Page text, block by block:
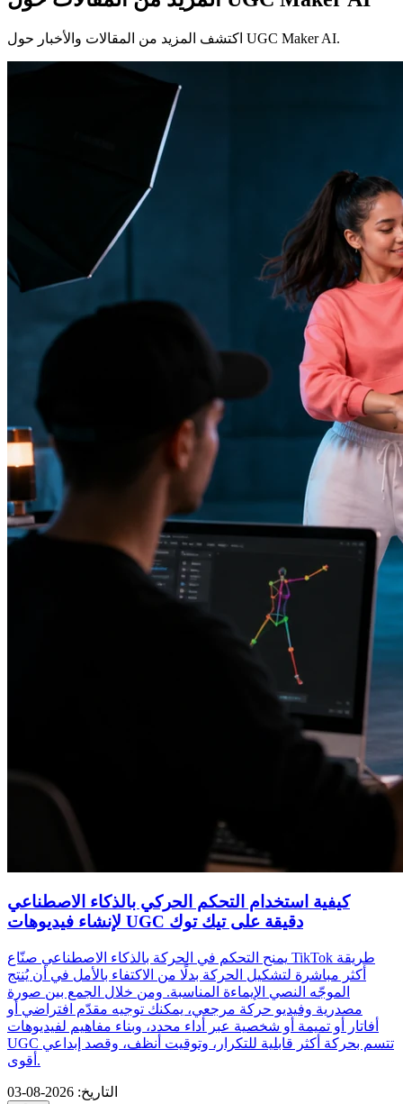
اكتشف المزيد من المقالات والأخبار حول UGC Maker AI.
كيفية استخدام التحكم الحركي بالذكاء الاصطناعي
لإنشاء فيديوهات UGC دقيقة على تيك توك
يمنح التحكم في الحركة بالذكاء الاصطناعي صنّاع TikTok طريقة
أكثر مباشرة لتشكيل الحركة بدلًا من الاكتفاء بالأمل في أن يُنتج
الموجّه النصي الإيماءة المناسبة. ومن خلال الجمع بين صورة
مصدرية وفيديو حركة مرجعي، يمكنك توجيه مقدّم افتراضي أو
أفاتار أو تميمة أو شخصية عبر أداء محدد، وبناء مفاهيم لفيديوهات
UGC تتسم بحركة أكثر قابلية للتكرار، وتوقيت أنظف، وقصد إبداعي
أقوى.
التاريخ:
2026-08-03